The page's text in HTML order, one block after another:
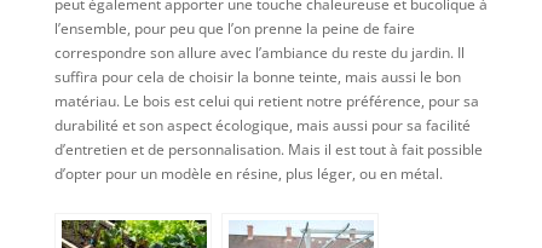
l’ensemble, pour peu que l’on prenne la peine de faire
correspondre son allure avec l’ambiance du reste du jardin. Il
suffira pour cela de choisir la bonne teinte, mais aussi le bon
matériau. Le bois est celui qui retient notre préférence, pour sa
durabilité et son aspect écologique, mais aussi pour sa facilité
d’entretien et de personnalisation. Mais il est tout à fait possible
d’opter pour un modèle en résine, plus léger, ou en métal.